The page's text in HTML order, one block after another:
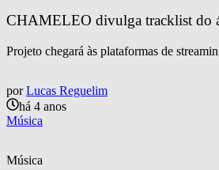
CHAMELEO divulga tracklist do
Projeto chegará às plataformas de
por Lucas Reguelim
há 4 anos
Música
Música